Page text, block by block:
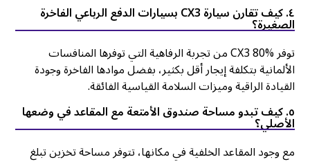
٤. كيف تقارن سيارة CX3 بسيارات الدفع الرباعي الفاخرة
الصغيرة؟
توفر CX3 80% من تجربة الرفاهية التي توفرها المنافسات
الألمانية بتكلفة إيجار أقل بكثير، بفضل موادها الفاخرة وجودة
القيادة الراقية وميزات السلامة القياسية الفائقة.
٥. كيف تبدو مساحة صندوق الأمتعة مع المقاعد في وضعها
الأصلي؟
مع وجود المقاعد الخلفية في مكانها، تتوفر مساحة تخزين تبلغ